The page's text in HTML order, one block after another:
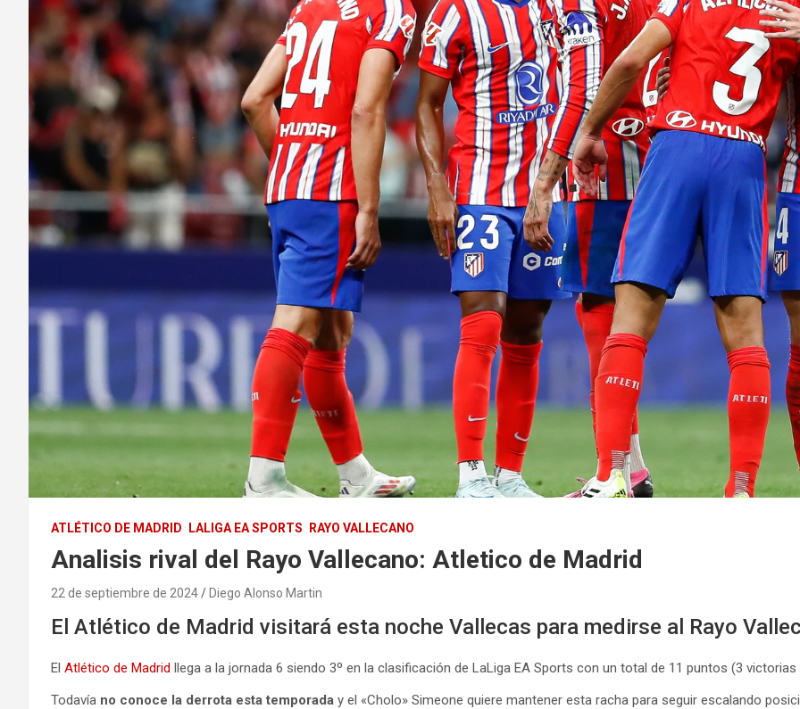
ATLÉTICO DE MADRID LALIGA EA SPORTS RAYO VALLECANO
Analisis rival del Rayo Vallecano: Atletico de Madrid
22 de septiembre de 2024 Diego Alonso Martin
El Atlético de Madrid visitará esta noche Vallecas para medirse al Rayo
El Atlético de Madrid llega a la jornada 6 siendo 3º en la clasificación de LaLiga EA Sports con un total de 11 puntos (3
Todavía no conoce la derrota esta temporada y el «Cholo» Simeone quiere mantener esta racha para seguir escalando